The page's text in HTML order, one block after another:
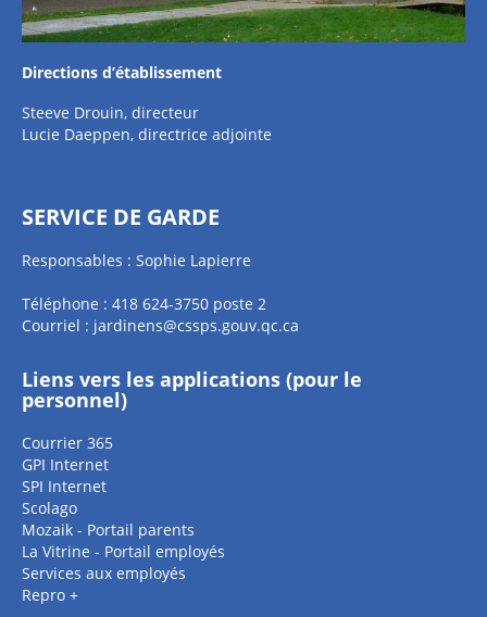
Directions d’établissement
Steeve Drouin, directeur
Lucie Daeppen, directrice adjointe
SERVICE DE GARDE
Responsables : Sophie Lapierre
Téléphone : 418 624-3750 poste 2
Courriel : jardinens@cssps.gouv.qc.ca
Liens vers les applications (pour le
personnel)
Courrier 365
GPI Internet
SPI Internet
Scolago
Mozaik - Portail parents
La Vitrine - Portail employés
Services aux employés
Repro +